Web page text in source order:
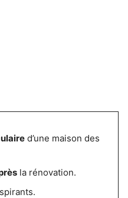
d’une maison des
la rénovation.